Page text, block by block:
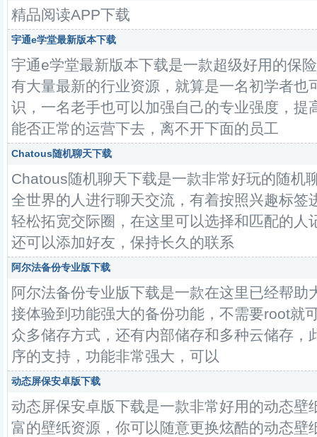
精品阅读APP下载
宇通e学堂最新版本下载
宇通e学堂最新版本下载是一款超级好用的保
有大量最新的行业资源，就算是一名初学者也
识，一名老手也可以加强自己的专业强度，提
能否正常的运营下去，离不开下面的员工
Chatous随机聊天下载
Chatous随机聊天下载是一款非常好玩的随机
全世界的人进行聊天交流，有着按照兴趣标签
轻松拓宽交际圈，在这里可以选择和匹配的人
还可以添加好友，保持长久的联系
阿尔法备份专业版下载
阿尔法备份专业版下载是一款在这里已经帮
接体验到功能强大的备份功能，不需要root就
众多储存方式，还有内部储存和多种云储存，
序的支持，功能非常强大，可以
动态屏保安卓版下载
动态屏保安卓版下载是一款非常好用的动态壁
富的壁纸资源，你可以随意更换炫酷的动态壁